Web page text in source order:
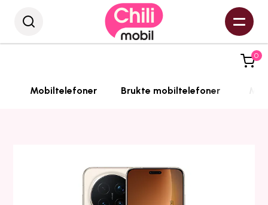
0
Mobiltelefoner Brukte mobiltelefoner